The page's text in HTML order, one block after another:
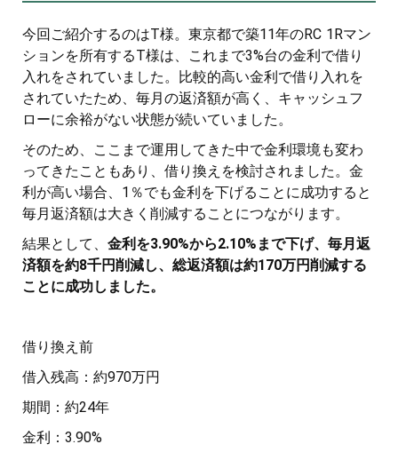
今回ご紹介するのはT様。東京都で築11年のRC 1Rマン
ションを所有するT様は、これまで3%台の金利で借り
入れをされていました。比較的高い金利で借り入れを
されていたため、毎月の返済額が高く、キャッシュフ
ローに余裕がない状態が続いていました。
そのため、ここまで運用してきた中で金利環境も変わ
ってきたこともあり、借り換えを検討されました。金
利が高い場合、1％でも金利を下げることに成功すると
毎月返済額は大きく削減することにつながります。
結果として、 金利を3.90%から2.10%まで下げ、毎月返
済額を約8千円削減し、総返済額は約170万円削減する
ことに成功しました。
借り換え前
借入残高：約970万円
期間：約24年
金利：3.90%